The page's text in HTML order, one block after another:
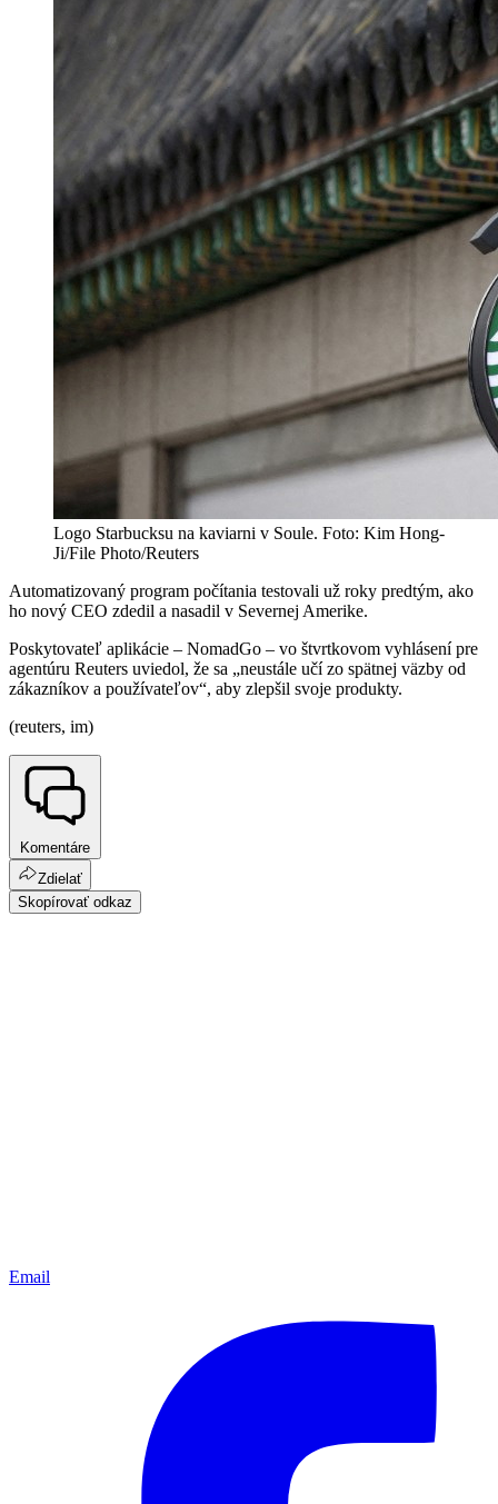
Logo Starbucksu na kaviarni v Soule. Foto: Kim Hong-
Ji/File Photo/Reuters
Automatizovaný program počítania testovali už roky predtým, ako
ho nový CEO zdedil a nasadil v Severnej Amerike.
Poskytovateľ aplikácie – NomadGo – vo štvrtkovom vyhlásení pre
agentúru Reuters uviedol, že sa „neustále učí zo spätnej väzby od
zákazníkov a používateľov“, aby zlepšil svoje produkty.
(reuters, im)
Komentáre
Zdielať
Skopírovať odkaz
Email